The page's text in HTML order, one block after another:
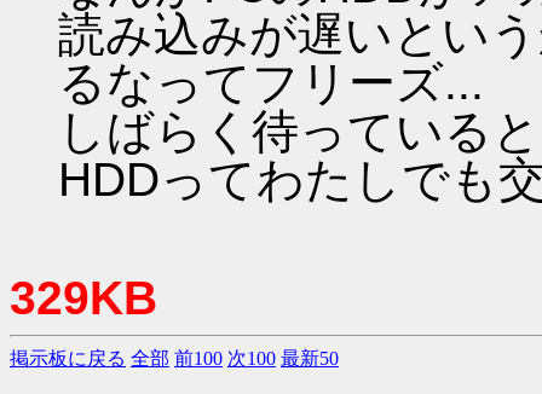
読み込みが遅いとい
るなってフリーズ...
しばらく待っている
HDDってわたしでも
329KB
掲示板に戻る 全部 前100 次100 最新50